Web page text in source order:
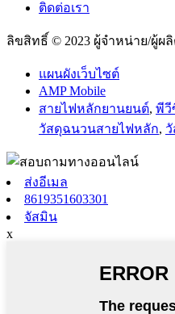
ติดต่อเรา
ลิขสิทธิ์ © 2023 ผู้จำหน่าย/ผู้ผ
แผนผังเว็บไซต์
AMP Mobile
สายไฟหลักยานยนต์, พีวี
วัสดุฉนวนสายไฟหลัก,
ส่งอีเมล
8619351603301
จัสมิน
x